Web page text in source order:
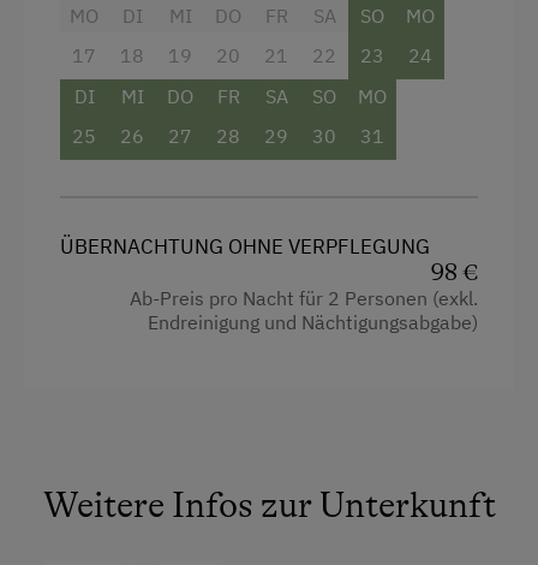
Garten
Haarföhn
Handtücher
Reinigungsausstattung in der Wohnung
Toaster
Dependance
MO
17
DI
18
MI
19
DO
20
FR
21
SA
22
SO
23
MO
24
DI
25
MI
26
DO
27
FR
28
SA
29
SO
30
MO
31
ÜBERNACHTUNG OHNE VERPFLEGUNG
98 €
Ab-Preis pro Nacht für 2 Personen (exkl.
Endreinigung und Nächtigungsabgabe)
Weitere Infos zur Unterkunft